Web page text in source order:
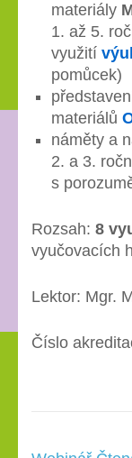
materiály
1. až 5.
využití
pomůcek)
materiálů
náměty a
2. a 3.
s
Rozsah: 8
vyučovacích
Lektor: Mgr.
Číslo